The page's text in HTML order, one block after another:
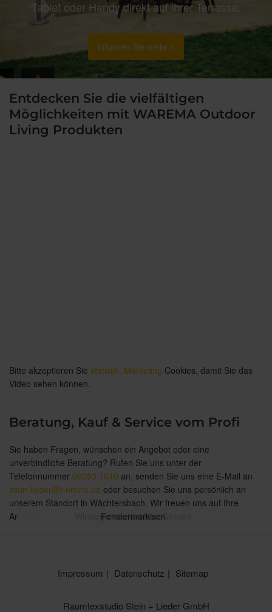
Terrassen Markisen Terrea
Pergola Markisen Perea
Seiten-Markisen
Wintergartenmarkisen Climara
Fenstermarkisen
Tablet oder Handy direkt auf ihrer Terrasse.
Erfahren Sie mehr »
Entdecken Sie die vielfältigen
Möglichkeiten mit WAREMA Outdoor
Living Produkten
Bitte akzeptieren Sie statistik, Marketing Cookies, damit Sie das
Video sehen können.
Beratung, Kauf & Service vom Profi
Sie haben Fragen, wünschen ein Angebot oder eine
unverbindliche Beratung? Rufen Sie uns unter der
Telefonnummer 06053 1610 an, senden Sie uns eine E-Mail an
stein-lieder@t-online.de oder besuchen Sie uns persönlich an
unserem Standort in Wächtersbach. Wir freuen uns auf Ihre
Anfrage!
Impressum Datenschutz Sitemap
Raumtexstudio Stein + Lieder GmbH